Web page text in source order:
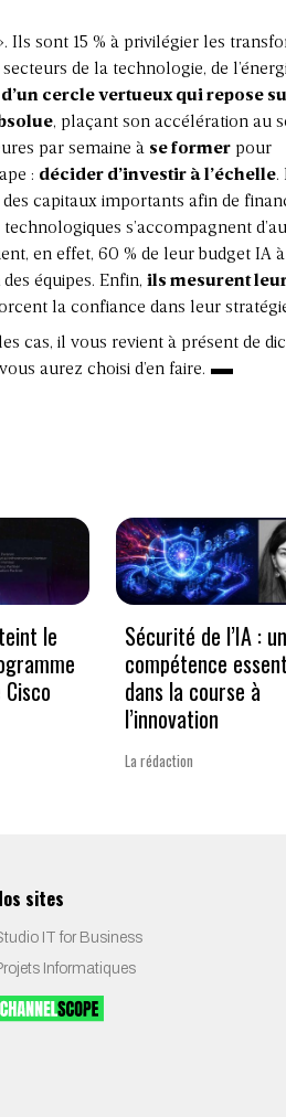
Ils sont 15 % à privilégier les
de la technologie, de
cercle vertueux qui repose
, plaçant son accélération au
par semaine à se former pour
: décider d’investir à l’échelle.
capitaux importants afin de
s’accompagnent
en effet, 60 % de leur budget IA
des équipes. Enfin, ils mesurent
la confiance dans leur
cas, il vous revient à présent de
aurez choisi d’en faire.
le
Sécurité de l’IA :
compétence
dans la course à
l’innovation
La rédaction
sites
IT for Business
Informatiques